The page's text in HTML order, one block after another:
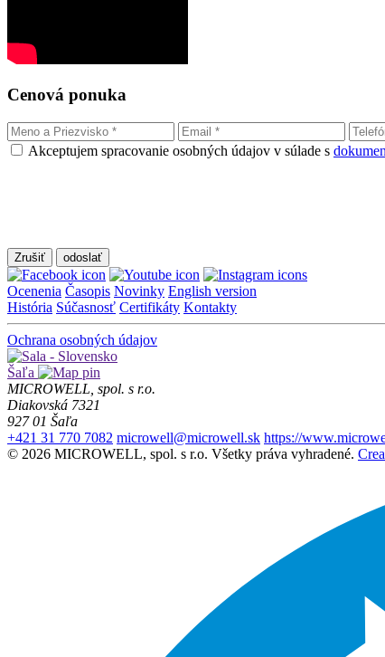
Cenová ponuka
Akceptujem spracovanie osobných údajov v súlade s
Zrušiť
Ocenenia Časopis Novinky English version
História Súčasnosť Certifikáty Kontakty
Ochrana osobných údajov
Šaľa
MICROWELL, spol. s r.o.
Diakovská 7321
927 01 Šaľa
+421 31 770 7082 microwell@microwell.sk https://
© 2026 MICROWELL, spol. s r.o. Všetky práva vyhradené.